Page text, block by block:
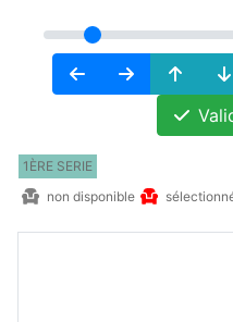
1ÈRE SERIE
non disponible